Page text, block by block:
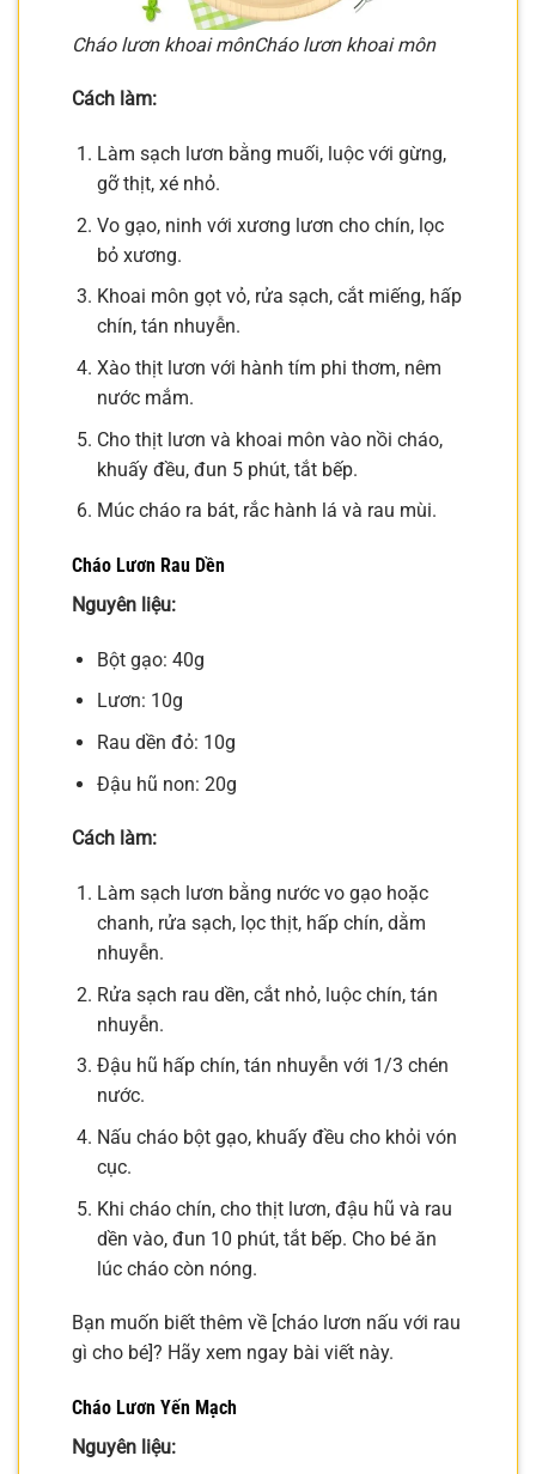
Cháo lươn khoai mônCháo lươn khoai môn
Cách làm:
Làm sạch lươn bằng muối, luộc với gừng,
gỡ thịt, xé nhỏ.
Vo gạo, ninh với xương lươn cho chín, lọc
bỏ xương.
Khoai môn gọt vỏ, rửa sạch, cắt miếng, hấp
chín, tán nhuyễn.
Xào thịt lươn với hành tím phi thơm, nêm
nước mắm.
Cho thịt lươn và khoai môn vào nồi cháo,
khuấy đều, đun 5 phút, tắt bếp.
Múc cháo ra bát, rắc hành lá và rau mùi.
Cháo Lươn Rau Dền
Nguyên liệu:
Bột gạo: 40g
Lươn: 10g
Rau dền đỏ: 10g
Đậu hũ non: 20g
Cách làm:
Làm sạch lươn bằng nước vo gạo hoặc
chanh, rửa sạch, lọc thịt, hấp chín, dằm
nhuyễn.
Rửa sạch rau dền, cắt nhỏ, luộc chín, tán
nhuyễn.
Đậu hũ hấp chín, tán nhuyễn với 1/3 chén
nước.
Nấu cháo bột gạo, khuấy đều cho khỏi vón
cục.
Khi cháo chín, cho thịt lươn, đậu hũ và rau
dền vào, đun 10 phút, tắt bếp. Cho bé ăn
lúc cháo còn nóng.
Bạn muốn biết thêm về [cháo lươn nấu với rau
gì cho bé]? Hãy xem ngay bài viết này.
Cháo Lươn Yến Mạch
Nguyên liệu: